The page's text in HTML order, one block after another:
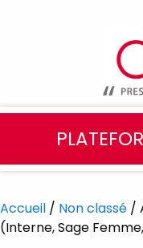
Accueil / Non classé /
(Interne, Sage